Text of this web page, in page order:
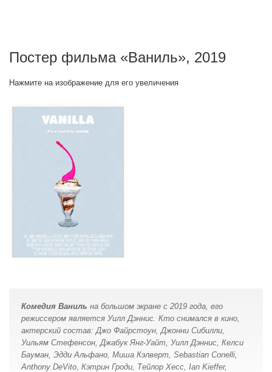
Постер фильма «Ваниль», 2019
Нажмите на изображение для его увеличения
Комедия Ваниль на большом экране с 2019 года, его
режиссером является Уилл Дэннис. Кто снимался в кино,
актерский состав: Джо Файрстоун, Джонни Сибилли,
Уильям Стефенсон, Джабук Янг-Уайт, Уилл Дэннис, Келси
Бауман, Эдди Альфано, Миша Кэлверт, Sebastian Conelli,
Anthony DeVito, Кэтрин Гроди, Тейлор Хесс, Ian Kieffer,